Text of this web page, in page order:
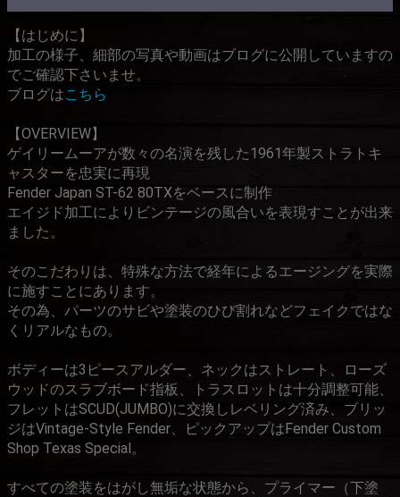
【はじめに】
加工の様子、細部の写真や動画はブログに公開していますの
でご確認下さいませ。
ブログはこちら
【OVERVIEW】
ゲイリームーアが数々の名演を残した1961年製ストラトキ
ャスターを忠実に再現
Fender Japan ST-62 80TXをベースに制作
エイジド加工によりビンテージの風合いを表現すことが出来
ました。
そのこだわりは、特殊な方法で経年によるエージングを実際
に施すことにあります。
その為、パーツのサビや塗装のひび割れなどフェイクではな
くリアルなもの。
ボディーは3ピースアルダー、ネックはストレート、ローズ
ウッドのスラブボード指板、トラスロットは十分調整可能、
フレットはSCUD(JUMBO)に交換しレベリング済み、ブリッ
ジはVintage-Style Fender、ピックアップはFender Custom
Shop Texas Special。
すべての塗装をはがし無垢な状態から、プライマー（下塗